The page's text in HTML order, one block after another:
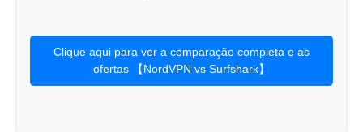
Clique aqui para ver a comparação completa e as
ofertas 【NordVPN vs Surfshark】